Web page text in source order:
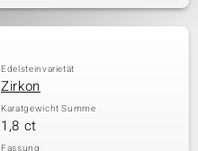
Edelsteinvarietät
Zirkon
Karatgewicht Summe
1,8 ct
Fassung